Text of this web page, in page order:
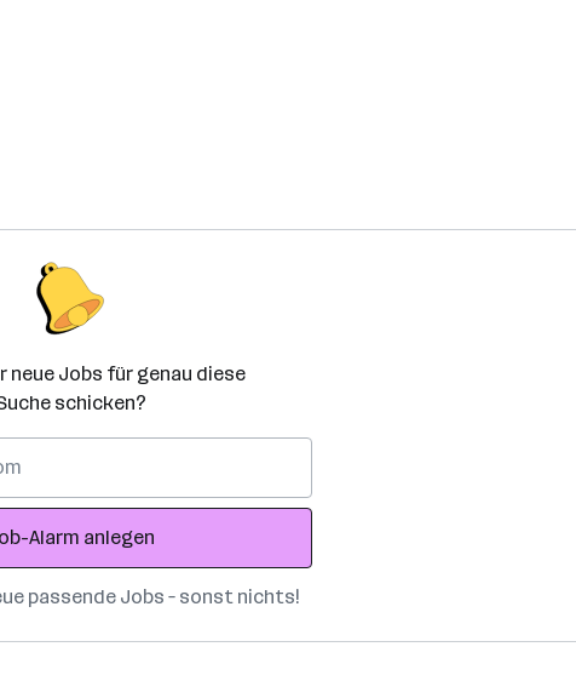
neue Jobs für genau diese
schicken?
Alarm anlegen
passende Jobs – sonst nichts!